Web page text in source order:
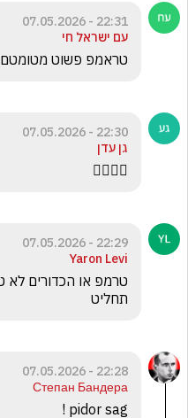
22:31 - 07.05.2026
עם ישראל חי
טראמפ פשוט מטומטם
22:30 - 07.05.2026
גן עדן
😵‍💫😵‍💫
22:29 - 07.05.2026
Yaron Levi
תחליט
22:28 - 07.05.2026
Степан Бандера
pidor sag !